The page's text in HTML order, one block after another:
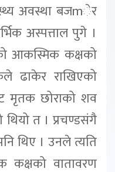
अवस्था बजmेर
अस्पत्ताल पुगे ।
आकस्मिक कक्षको
ढाकेर राखिएको
मृतक छोराको शव
थियो त । प्रचण्डसंगै
थिए । उनले त्यति
कक्षको वातावरण